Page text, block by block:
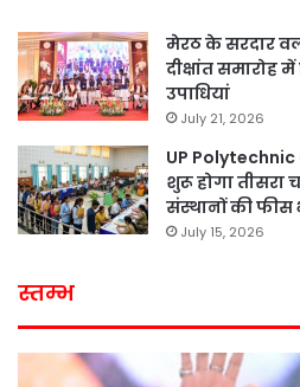
मेरठ के सरदार
दीक्षांत समारोह में
उपाधियां
July 21, 2026
UP
शुरू होगा तीसरा
संस्थानों की फीस
July 15, 2026
स्तम्भ